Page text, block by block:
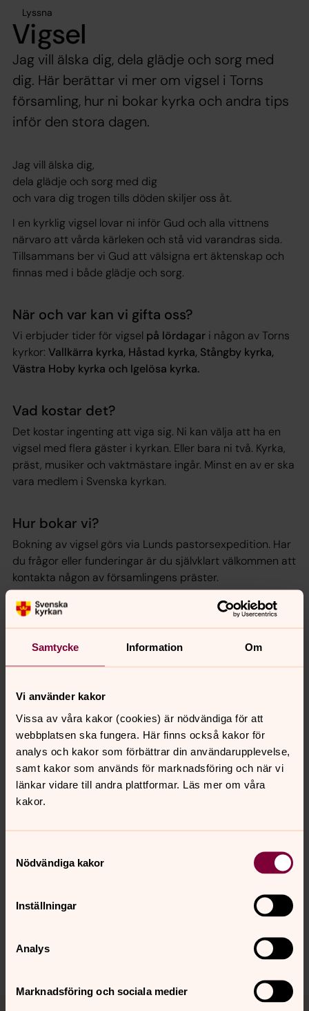
Samtycke Information Om
Vi använder kakor
Vissa av våra kakor (cookies) är nödvändiga för att
webbplatsen ska fungera. Här finns också kakor för
analys och kakor som förbättrar din användarupplevelse,
samt kakor som används för marknadsföring och när vi
länkar vidare till andra plattformar. Läs mer om våra
kakor.
Nödvändiga kakor
Inställningar
Analys
Marknadsföring och sociala medier
Lyssna
Vigsel
Jag vill älska dig, dela glädje och sorg med
dig. Här berättar vi mer om vigsel i Torns
församling, hur ni bokar kyrka och andra tips
inför den stora dagen.
Jag vill älska dig,
dela glädje och sorg med dig
och vara dig trogen tills döden skiljer oss åt.
I en kyrklig vigsel lovar ni inför Gud och alla vittnens
närvaro att vårda kärleken och stå vid varandras sida.
Tillsammans ber vi Gud att välsigna ert äktenskap och
finnas med i både glädje och sorg.
När och var kan vi gifta oss?
Vi erbjuder tider för vigsel på lördagar i någon av Torns
kyrkor: Vallkärra kyrka, Håstad kyrka, Stångby kyrka,
Västra Hoby kyrka och Igelösa kyrka.
Vad kostar det?
Det kostar ingenting att viga sig. Ni kan välja att ha en
vigsel med flera gäster i kyrkan. Eller bara ni två. Kyrka,
präst, musiker och vaktmästare ingår. Minst en av er ska
vara medlem i Svenska kyrkan.
Hur bokar vi?
Bokning av vigsel görs via Lunds pastorsexpedition. Har
du frågor eller funderingar är du självklart välkommen att
kontakta någon av församlingens präster.
Lunds pastorsexpedition
(öppet vardagar 9-15,
lunchstängt 12-13)
lundspastorat.exp@svenskakyrkan.se
och störst av dem är kärleken.
Vigsel
Planerar ni ert bröllop? Då har ni en dag framför er som
ger minnen för livet. Här berättar vi om hur det går till att
gifta sig i kyrkan och hur ni bokar präst och kyrka.
Synpunkter eller frågor på sidans
Lund.Torn.forsamling@svenskakyrkan.se
Tillbaka till toppen
Tillbaka till innehållet